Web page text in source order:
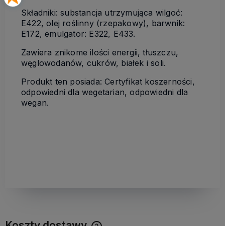
Składniki: substancja utrzymująca wilgoć:
E422, olej roślinny (rzepakowy), barwnik:
E172, emulgator: E322, E433.
Zawiera znikome ilości energii, tłuszczu,
węglowodanów, cukrów, białek i soli.
Produkt ten posiada: Certyfikat koszerności,
odpowiedni dla wegetarian, odpowiedni dla
wegan.